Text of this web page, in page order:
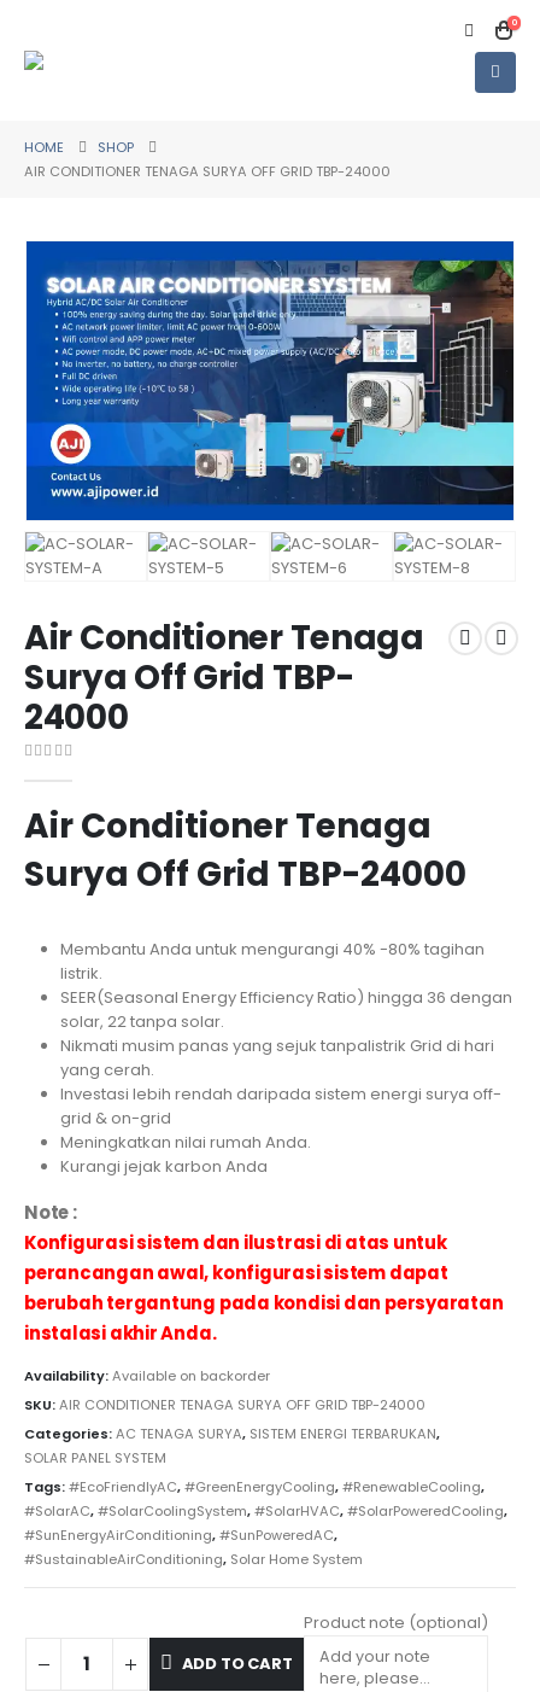
0
HOME
SHOP
AIR CONDITIONER TENAGA SURYA OFF GRID TBP-24000
Air Conditioner Tenaga
Surya Off Grid TBP-
24000
Air Conditioner Tenaga
Surya Off Grid TBP-24000
Membantu Anda untuk mengurangi 40% -80% tagihan
listrik.
SEER(Seasonal Energy Efficiency Ratio) hingga 36 dengan
solar, 22 tanpa solar.
Nikmati musim panas yang sejuk tanpalistrik Grid di hari
yang cerah.
Investasi lebih rendah daripada sistem energi surya off-
grid & on-grid
Meningkatkan nilai rumah Anda.
Kurangi jejak karbon Anda
Note :
Konfigurasi sistem dan ilustrasi di atas untuk
perancangan awal, konfigurasi sistem dapat
berubah tergantung pada kondisi dan persyaratan
instalasi akhir Anda.
Availability:Available on backorder
SKU:AIR CONDITIONER TENAGA SURYA OFF GRID TBP-24000
Categories:AC TENAGA SURYA, SISTEM ENERGI TERBARUKAN,
SOLAR PANEL SYSTEM
Tags:#EcoFriendlyAC,#GreenEnergyCooling,#RenewableCooling,
#SolarAC,#SolarCoolingSystem,#SolarHVAC,#SolarPoweredCooling,
#SunEnergyAirConditioning,#SunPoweredAC,
#SustainableAirConditioning, Solar Home System
ADD TO CART
Product note (optional)